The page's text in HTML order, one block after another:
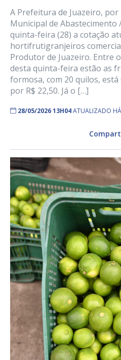
A Prefeitura de Juazeiro,
Municipal de Abastecimento
quinta-feira (28) a cotação
hortifrutigranjeiros
Produtor de Juazeiro. Entre
desta quinta-feira estão as
formosa, com 20 quilos,
por R$ 22,50. Já o […]
28/05/2026 13H04ATUALIZADO HÁ